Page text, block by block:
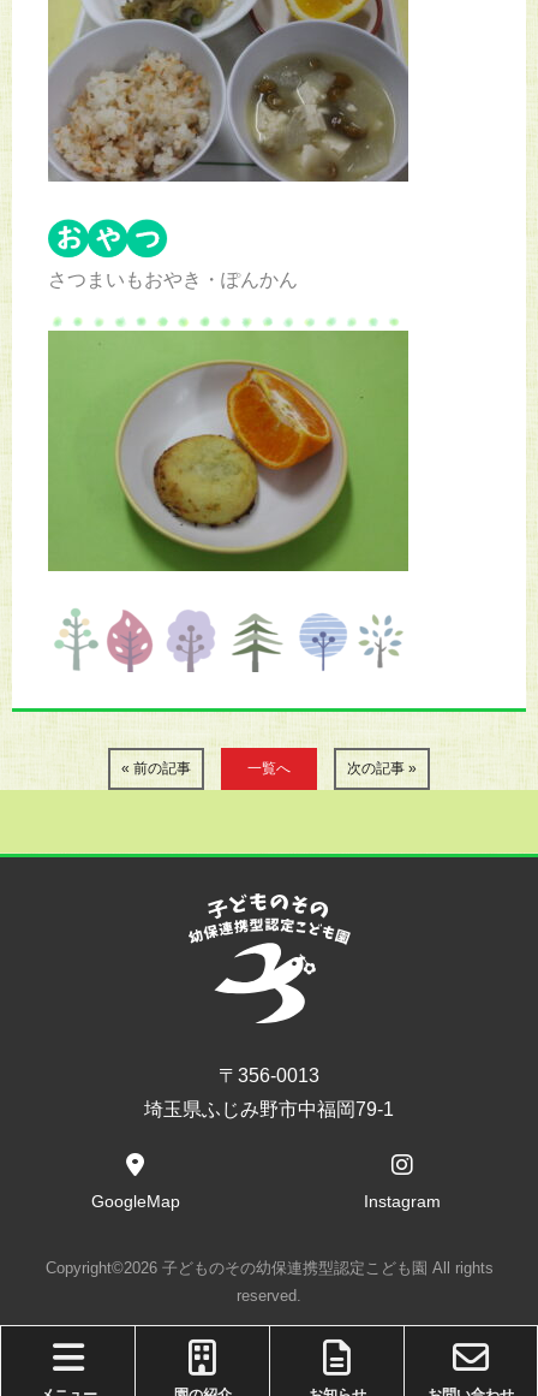
さつまいもおやき・ぽんかん
« 前の記事 一覧へ 次の記事 »
〒356-0013
埼玉県ふじみ野市中福岡79-1
GoogleMap Instagram
Copyright©2026 子どものその幼保連携型認定こども園 All rights
reserved.